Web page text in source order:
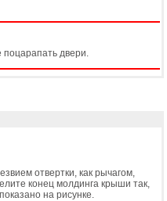
двери.
отвертки, как рычагом,
конец молдинга крыши так,
на рисунке.